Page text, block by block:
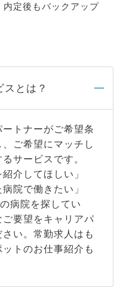
内定後もバックアップ
スとは？
トナーがご希望条
ご希望にマッチし
サービスです。
介してほしい」
院で働きたい」
病院を探してい
要望をキャリアパ
い。常勤求人はも
トのお仕事紹介も